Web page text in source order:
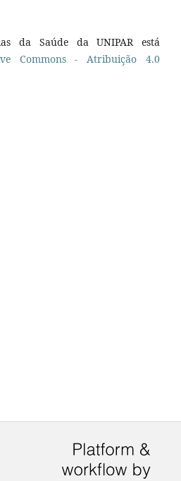
da Saúde da UNIPAR está
Commons - Atribuição 4.0